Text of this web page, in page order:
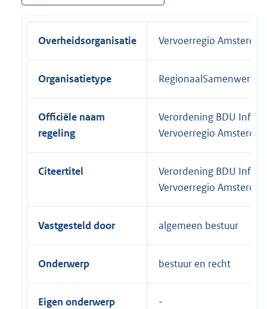
Overheidsorganisatie Vervoerregio
Organisatietype
Officiële naam
regeling
Verordening BDU
Vervoerregio
Citeertitel
Verordening BDU
Vervoerregio
Vastgesteld door algemeen bestuur
Onderwerp bestuur en recht
Eigen onderwerp